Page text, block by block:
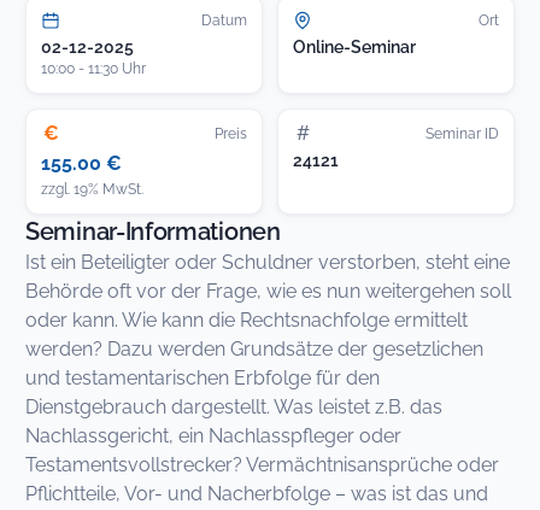
Datum
02-12-2025
10:00 - 11:30 Uhr
Ort
Online-Seminar
€ Preis
155.00 €
zzgl. 19% MwSt.
# Seminar ID
24121
Seminar-Informationen
Ist ein Beteiligter oder Schuldner verstorben, steht eine
Behörde oft vor der Frage, wie es nun weitergehen soll
oder kann. Wie kann die Rechtsnachfolge ermittelt
werden? Dazu werden Grundsätze der gesetzlichen
und testamentarischen Erbfolge für den
Dienstgebrauch dargestellt. Was leistet z.B. das
Nachlassgericht, ein Nachlasspfleger oder
Testamentsvollstrecker? Vermächtnisansprüche oder
Pflichtteile, Vor- und Nacherbfolge – was ist das und